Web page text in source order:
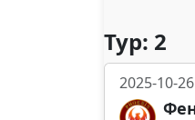
Тур: 2
2025-10-